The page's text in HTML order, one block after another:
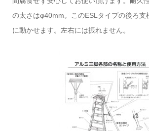
の太さはφ40mm。このESLタイプの後ろ支
に動かせます。左右には振れません。